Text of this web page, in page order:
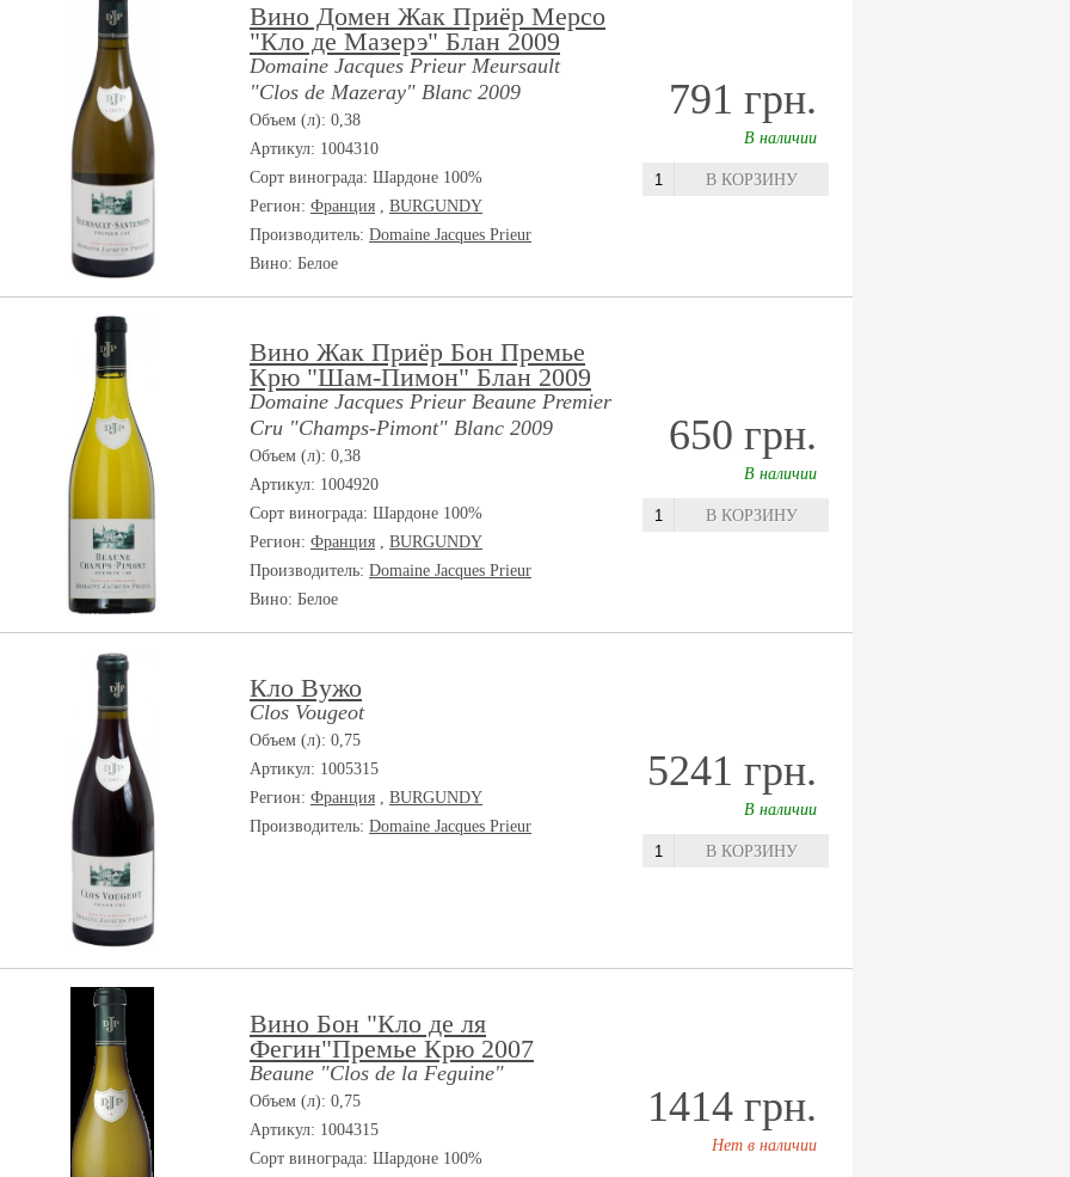
Вино Домен Жак Приёр Мерсо
"Кло де Мазерэ" Блан 2009
Domaine Jacques Prieur Meursault
"Clos de Mazeray" Blanc 2009
Объем (л): 0,38
Артикул: 1004310
Сорт винограда: Шардоне 100%
Регион: Франция , BURGUNDY
Производитель: Domaine Jacques Prieur
Вино: Белое
791 грн.
В наличии
В КОРЗИНУ
Вино Жак Приёр Бон Премье
Крю "Шам-Пимон" Блан 2009
Domaine Jacques Prieur Beaune Premier
Cru "Champs-Pimont" Blanc 2009
Объем (л): 0,38
Артикул: 1004920
Сорт винограда: Шардоне 100%
Регион: Франция , BURGUNDY
Производитель: Domaine Jacques Prieur
Вино: Белое
650 грн.
В наличии
В КОРЗИНУ
Кло Вужо
Clos Vougeot
Объем (л): 0,75
Артикул: 1005315
Регион: Франция , BURGUNDY
Производитель: Domaine Jacques Prieur
5241 грн.
В наличии
В КОРЗИНУ
Вино Бон "Кло де ля
Фегин"Премье Крю 2007
Beaune "Clos de la Feguine"
Объем (л): 0,75
Артикул: 1004315
Сорт винограда: Шардоне 100%
1414 грн.
Нет в наличии